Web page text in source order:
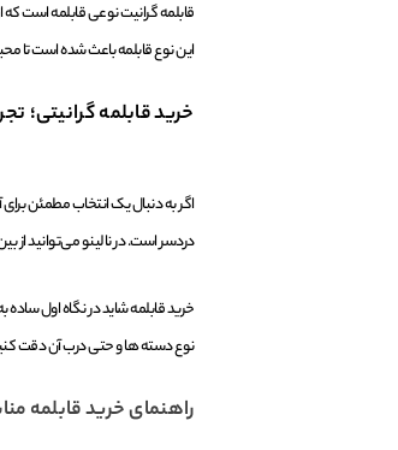
قابلمه گرانیت نوعی قابلمه است
این نوع قابلمه باعث شده است تا
خرید قابلمه گرانیتی؛
اگر به دنبال یک انتخاب مطمئن
دردسر است. در نالینو می‌توانید
خرید قابلمه شاید در نگاه اول
نوع دسته ها و حتی درب آن دقت کنید.
راهنمای خرید قابلمه